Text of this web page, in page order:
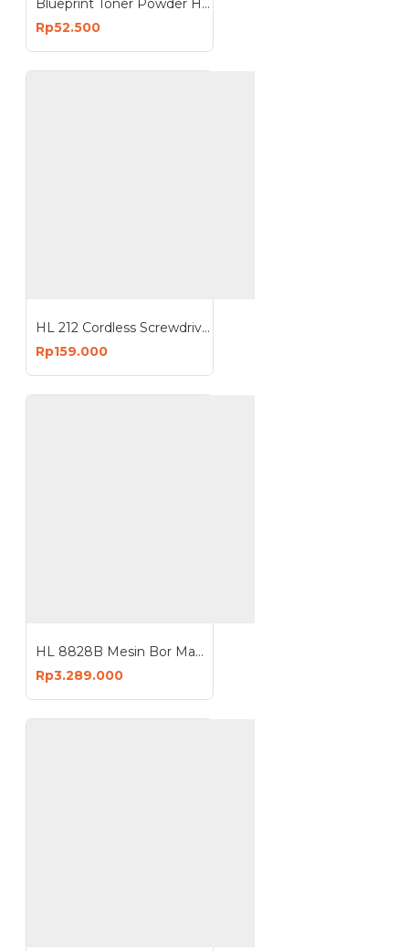
Rp52.500
HL 212 Cordless Screwdriver 28 in 1 Mesin Bor Obeng Mini Tanpa Kabel
Rp159.000
HL 8828B Mesin Bor Magnet Magnetic Drill 1300 Watt
Rp3.289.000